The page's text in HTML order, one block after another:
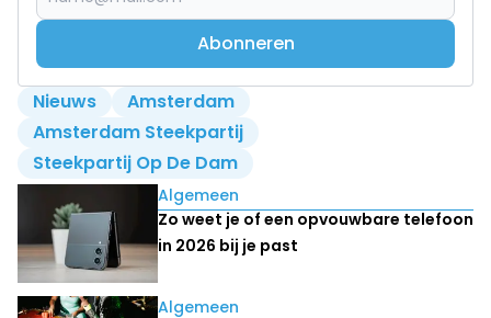
Abonneren
Nieuws
Amsterdam
Amsterdam Steekpartij
Steekpartij Op De Dam
Lees ook
Algemeen
Zo weet je of een opvouwbare telefoon
in 2026 bij je past
Algemeen